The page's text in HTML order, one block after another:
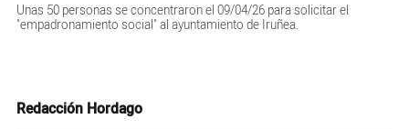
Unas 50 personas se concentraron el 09/04/26 para solicitar el
"empadronamiento social" al ayuntamiento de Iruñea.
Redacción Hordago